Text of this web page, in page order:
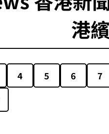
港
4 5 6
7